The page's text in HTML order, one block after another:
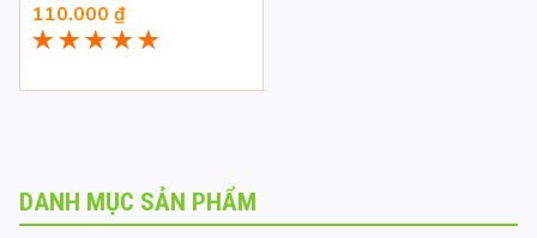
110.000 ₫
hạng5.005
DANH MỤC SẢN PHẨM